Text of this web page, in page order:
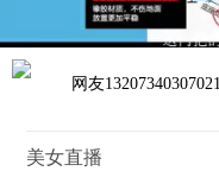
网友
美女直播